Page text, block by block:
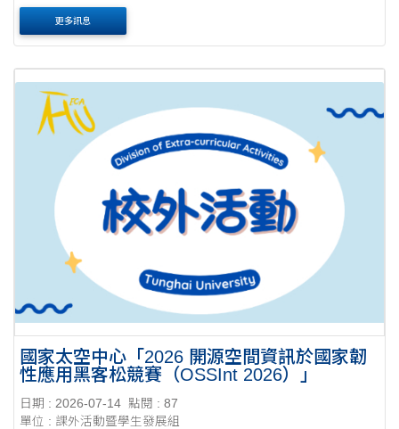
作，於2026年8月協力辦理「2026 太平洋科學創作航班」跨
領域營隊活動。本活動結合鯨豚知識講座、宜蘭海....
更多訊息
國家太空中心「2026 開源空間資訊於國家韌
性應用黑客松競賽（OSSInt 2026）」
日期 : 2026-07-14 點閱 : 87
單位 : 課外活動暨學生發展組